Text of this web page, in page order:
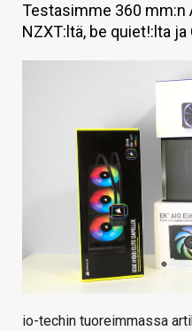
HINTA.FI
KAUPPA
Testasimme 360 mm:n
NZXT:ltä, be quiet!:lta ja
io-techin tuoreimmassa